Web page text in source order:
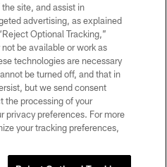
POLICY
SERVICE
CHOICES
SETTINGS
site, and assist in
advertising, as explained
Optional Tracking,”
be available or work as
technologies are necessary
be turned off, and that in
but we send consent
the processing of your
privacy preferences. For more
your tracking preferences,